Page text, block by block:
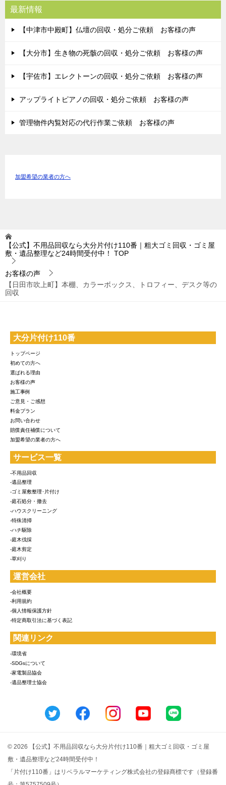
最新情報
【中津市中殿町】仏壇の回収・処分ご依頼 お客様の声
【大分市】生き物の死骸の回収・処分ご依頼 お客様の声
【宇佐市】エレクトーンの回収・処分ご依頼 お客様の声
アップライトピアノの回収・処分ご依頼 お客様の声
管理物件内覧対応の代行作業ご依頼 お客様の声
加盟希望の業者の方へ
【公式】不用品回収なら大分片付け110番｜粗大ゴミ回収・ゴミ屋
敷・遺品整理など24時間受付中！
TOP
お客様の声
【日田市吹上町】本棚、カラーボックス、トロフィー、デスク等の
回収
大分片付け110番
トップページ
初めての方へ
選ばれる理由
お客様の声
施工事例
ご意見・ご感想
料金プラン
お問い合わせ
賠償責任補償について
加盟希望の業者の方へ
サービス一覧
-不用品回収
-遺品整理
-ゴミ屋敷整理･片付け
-庭石処分・撤去
-ハウスクリーニング
-特殊清掃
-ハチ駆除
-庭木伐採
-庭木剪定
-草刈り
運営会社
-会社概要
-利用規約
-個人情報保護方針
-特定商取引法に基づく表記
関連リンク
-環境省
-SDGsについて
-家電製品協会
-遺品整理士協会
© 2026 【公式】不用品回収なら大分片付け110番｜粗大ゴミ回収・ゴミ屋
敷・遺品整理など24時間受付中！
「片付け110番」はリベラルマーケティング株式会社の登録商標です（登録番